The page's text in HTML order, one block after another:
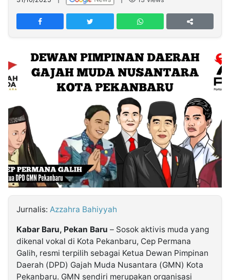
PT
TREETAN
MULTIMEDIA
INDONESIA
Partner
NTB
Time
IDN
Jogja
Rakyat
News
Notice
Dinamikapost.com
Baru
Follow
Kabarbaru
Jurnalis: Azzahra Bahiyyah
Kabar Baru, Pekan Baru – Sosok aktivis muda yang
dikenal vokal di Kota Pekanbaru, Cep Permana
Galih, resmi terpilih sebagai Ketua Dewan Pimpinan
Daerah (DPD) Gajah Muda Nusantara (GMN) Kota
Pekanbaru. GMN sendiri merupakan organisasi